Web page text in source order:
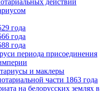
действий
года
года
года
периода присоединения
и маклеры
части 1863 года
на белорусских землях в